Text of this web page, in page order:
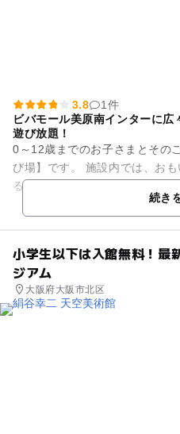
3.8
1件
ビバモール美原南インターに
遊び放題！
0～12歳までのお子さまとその
び場】です。 施設内では、おもいっきり体をうごかして遊べ
る、ふわふわ遊具をはじめ、お
続き
小学生以下は入館無料！最
ジアム
大阪府大阪市北区